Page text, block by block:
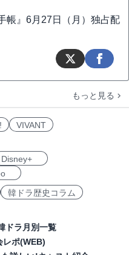
帳』6月27日（月）独占配
もっと見る
VIVANT
Disney+
韓ドラ歴史コラム
ドラ月別一覧
レポ(WEB)